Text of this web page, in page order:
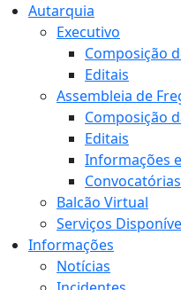
Autarquia
Executivo
Composição
Editais
Assembleia de
Composição
Editais
Informações
Convocatórias
Balcão Virtual
Serviços
Informações
Notícias